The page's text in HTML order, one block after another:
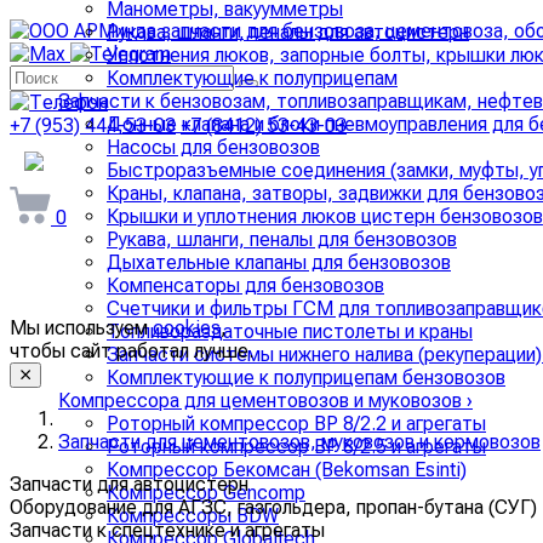
+7 (953) 444-53-03 +7 (8412) 53-43-03
arminda58@mail.ru
0
Манометры, вакуумметры
Рукава, шланги, пеналы для автоцистерн
Уплотнения люков, запорные болты, крышки
Комплектующие к полуприцепам
Запчасти к бензовозам, топливозаправщикам,
Донные клапана и блоки пневмоуправления для
Насосы для бензовозов
Быстроразъемные соединения (замки, муфты,
Краны, клапана, затворы, задвижки для
Крышки и уплотнения люков цистерн бензовозов
Рукава, шланги, пеналы для бензовозов
Дыхательные клапаны для бензовозов
Компенсаторы для бензовозов
Счетчики и фильтры ГСМ для
Топливораздаточные пистолеты и краны
Запчасти системы нижнего налива
Комплектующие к полуприцепам бензовозов
Компрессора для цементовозов и муковозов ›
Роторный компрессор ВР 8/2.2 и агрегаты
Роторный компрессор ВР 8/2.5 и агрегаты
Компрессор Бекомсан (Bekomsan Esinti)
Компрессор Gencomp
Компрессоры BDW
Компрессор Globaltech
Мы используемcookies,
чтобы сайт работал лучше.
Запчасти для цементовозов, муковозов и кормовозов
Запчасти для автоцистерн
Оборудование для АГЗС, газгольдера, пропан-бутана (СУГ)
Запчасти к спецтехнике и агрегаты